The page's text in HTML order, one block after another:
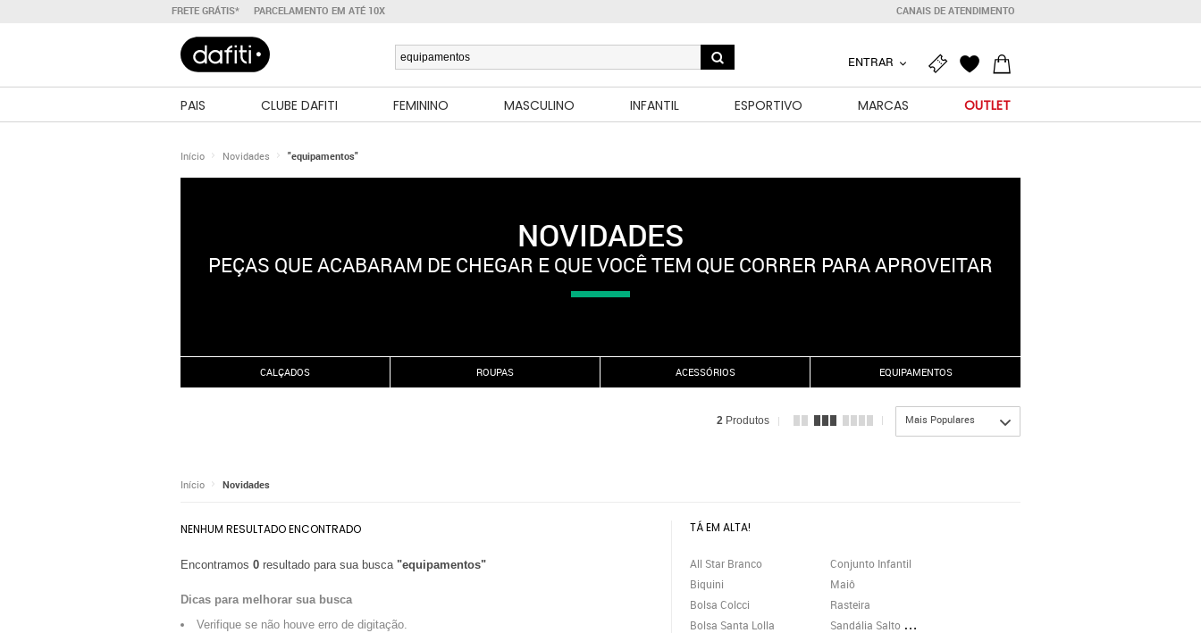
FRETE GRÁTIS* PARCELAMENTO EM ATÉ 10X CANAIS DE ATENDIMENTO
ENTRAR
PAIS CLUBE DAFITI FEMININO MASCULINO INFANTIL ESPORTIVO MARCAS OUTLET
Início Novidades "equipamentos"
NOVIDADES
PEÇAS QUE ACABARAM DE CHEGAR E QUE VOCÊ TEM QUE CORRER PARA APROVEITAR
CALÇADOS ROUPAS ACESSÓRIOS EQUIPAMENTOS
2 Produtos Mais Populares
Início Novidades
NENHUM RESULTADO ENCONTRADO
Encontramos 0 resultado para sua busca "equipamentos"
Dicas para melhorar sua busca
Verifique se não houve erro de digitação.
TÁ EM ALTA!
All Star Branco
Biquini
Bolsa Colcci
Bolsa Santa Lolla
Conjunto Infantil
Maiô
Rasteira
Sandália Salto Grosso